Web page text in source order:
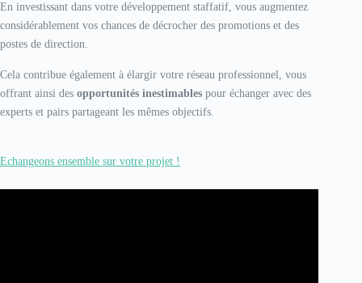
En investissant dans votre développement staffatif, vous augmentez
considérablement vos chances de décrocher des promotions et des
postes de direction.
Cela contribue également à élargir votre réseau professionnel, vous
offrant ainsi des opportunités inestimables pour échanger avec des
experts et pairs partageant les mêmes objectifs.
Echangeons ensemble sur votre projet !